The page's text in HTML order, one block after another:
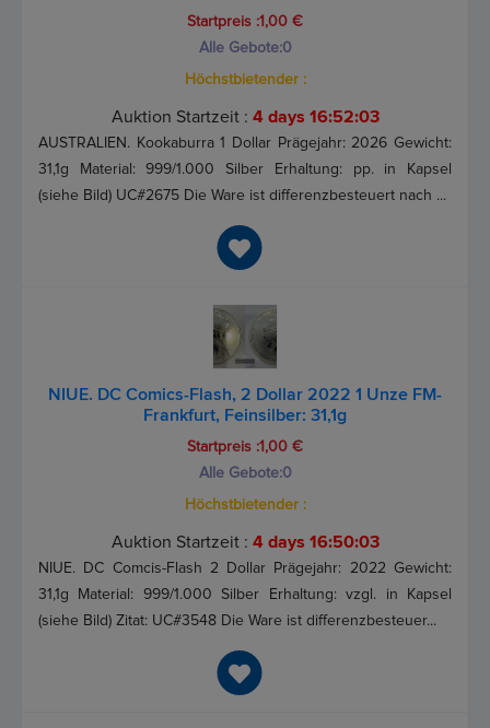
Startpreis :1,00 €
Alle Gebote:0
Höchstbietender :
Auktion Startzeit : 4 days 16:52:03
AUSTRALIEN. Kookaburra 1 Dollar Prägejahr: 2026 Gewicht:
31,1g Material: 999/1.000 Silber Erhaltung: pp. in Kapsel
(siehe Bild) UC#2675 Die Ware ist differenzbesteuert nach ...
NIUE. DC Comics-Flash, 2 Dollar 2022 1 Unze FM-
Frankfurt, Feinsilber: 31,1g
Startpreis :1,00 €
Alle Gebote:0
Höchstbietender :
Auktion Startzeit : 4 days 16:50:03
NIUE. DC Comcis-Flash 2 Dollar Prägejahr: 2022 Gewicht:
31,1g Material: 999/1.000 Silber Erhaltung: vzgl. in Kapsel
(siehe Bild) Zitat: UC#3548 Die Ware ist differenzbesteuer...